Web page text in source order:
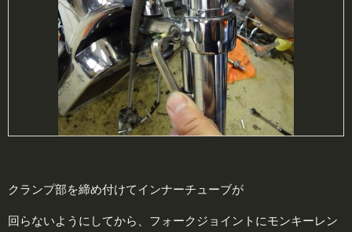
クランプ部を締め付けてインナーチューブが
回らないようにしてから、フォークジョイントにモンキーレン